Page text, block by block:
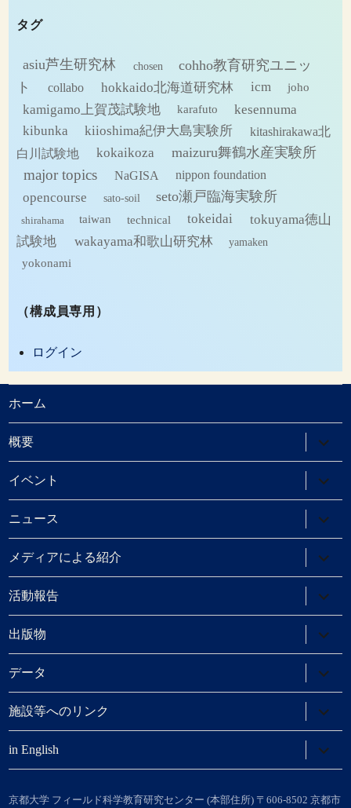
カ
ブ
タグ
asiu芦生研究林 chosen
cohho教育研究ユニッ
ト
collabo hokkaido北海道研究林 icm joho
kamigamo上賀茂試験地 karafuto
kesennuma
kibunka
kiioshima紀伊大島実験所
kitashirakawa北
白川試験地
kokaikoza maizuru舞鶴水産実験所
major topics NaGISA nippon foundation
opencourse sato-soil seto瀬戸臨海実験所
shirahama taiwan technical tokeidai
tokuyama徳山
試験地
wakayama和歌山研究林
yamaken
yokonami
（構成員専用）
ログイン
ホーム
概要
ブ
メ
ニ
ュ
ー
を
展
開
イベント
ブ
メ
ニ
ュ
ー
を
展
開
ニュース
ブ
メ
ニ
ュ
ー
を
展
開
メディアによる紹介
ブ
メ
ニ
ュ
ー
を
展
開
活動報告
ブ
メ
ニ
ュ
ー
を
展
開
出版物
ブ
メ
ニ
ュ
ー
を
展
開
データ
ブ
メ
ニ
ュ
ー
を
展
開
施設等へのリンク
ブ
メ
ニ
ュ
ー
展
in English
ブ
メ
ュ
京都大学 フィールド科学教育研究センター (本部住所) 〒606-8502 京都市